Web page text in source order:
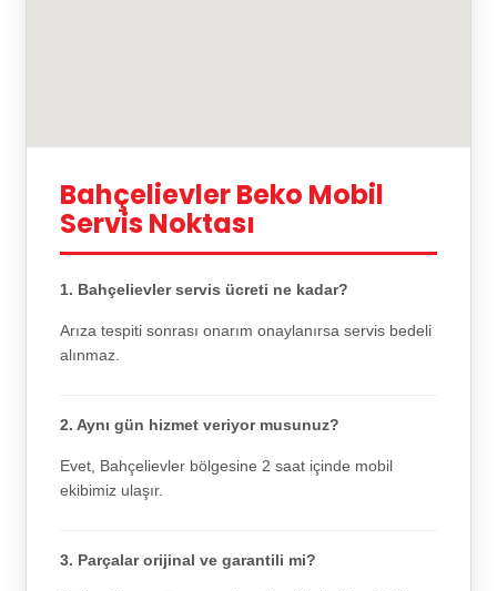
Bahçelievler Beko Mobil
Servis Noktası
1. Bahçelievler servis ücreti ne kadar?
Arıza tespiti sonrası onarım onaylanırsa servis bedeli
alınmaz.
2. Aynı gün hizmet veriyor musunuz?
Evet, Bahçelievler bölgesine 2 saat içinde mobil
ekibimiz ulaşır.
3. Parçalar orijinal ve garantili mi?